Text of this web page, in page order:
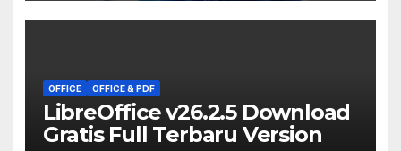
OFFICE OFFICE & PDF
LibreOffice v26.2.5 Download
Gratis Full Terbaru Version